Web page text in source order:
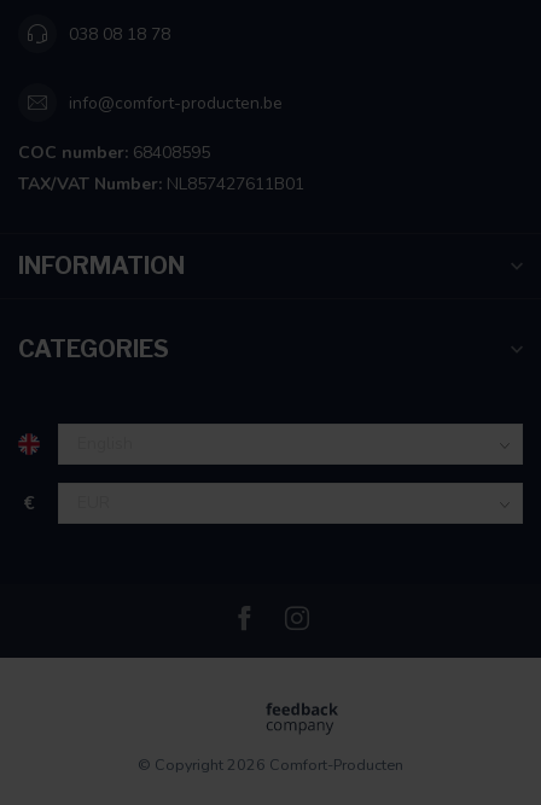
038 08 18 78
info@comfort-producten.be
COC number: 68408595
TAX/VAT Number: NL857427611B01
INFORMATION
CATEGORIES
€
© Copyright 2026 Comfort-Producten